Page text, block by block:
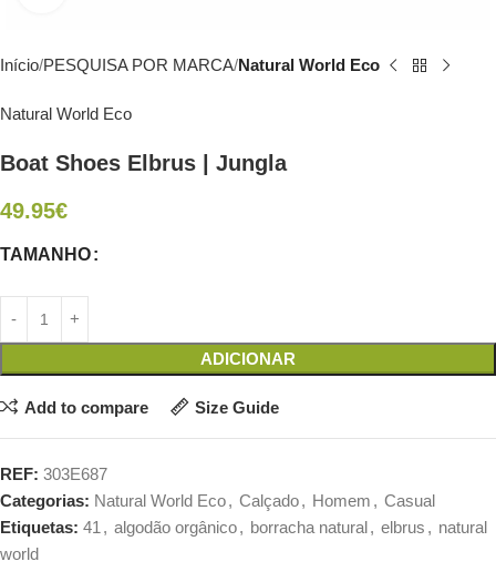
Início PESQUISA POR MARCA Natural World Eco
Natural World Eco
Boat Shoes Elbrus | Jungla
49.95€
TAMANHO
ADICIONAR
Add to compare Size Guide
REF: 303E687
Categorias: Natural World Eco, Calçado, Homem , Casual
Etiquetas: 41 , algodão orgânico, borracha natural, elbrus , natural
world